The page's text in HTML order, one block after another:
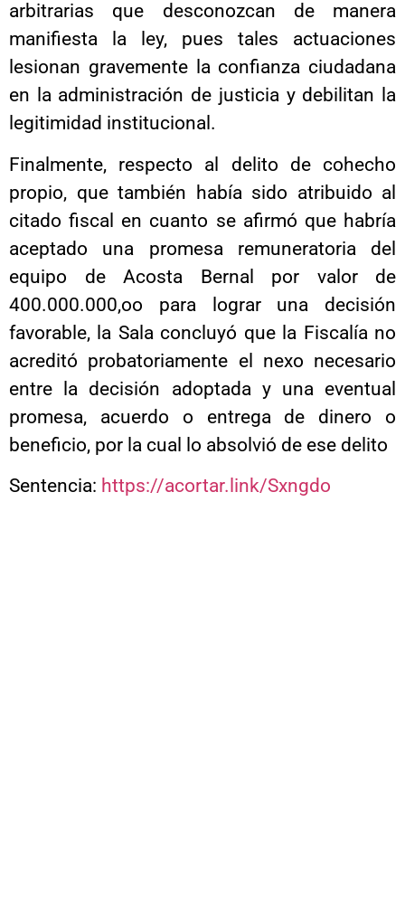
arbitrarias que desconozcan de manera
manifiesta la ley, pues tales actuaciones
lesionan gravemente la confianza ciudadana
en la administración de justicia y debilitan la
legitimidad institucional.
Finalmente, respecto al delito de cohecho
propio, que también había sido atribuido al
citado fiscal en cuanto se afirmó que habría
aceptado una promesa remuneratoria del
equipo de Acosta Bernal por valor de
400.000.000,oo para lograr una decisión
favorable, la Sala concluyó que la Fiscalía no
acreditó probatoriamente el nexo necesario
entre la decisión adoptada y una eventual
promesa, acuerdo o entrega de dinero o
beneficio, por la cual lo absolvió de ese delito
Sentencia: https://acortar.link/Sxngdo